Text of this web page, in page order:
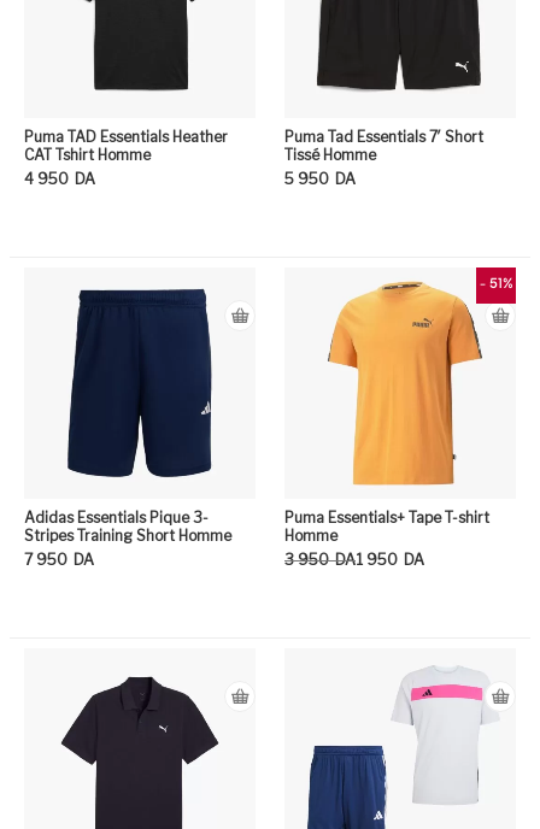
Puma TAD Essentials Heather
CAT Tshirt Homme
4 950 DA
Puma Tad Essentials 7′ Short
Tissé Homme
5 950 DA
Adidas Essentials Pique 3-
Stripes Training Short Homme
7 950 DA
- 51%
Puma Essentials+ Tape T-shirt
Homme
3 950 DA
Le prix initial était : 3 950DA.
1 950 DA
Le prix actuel est : 1 950DA.